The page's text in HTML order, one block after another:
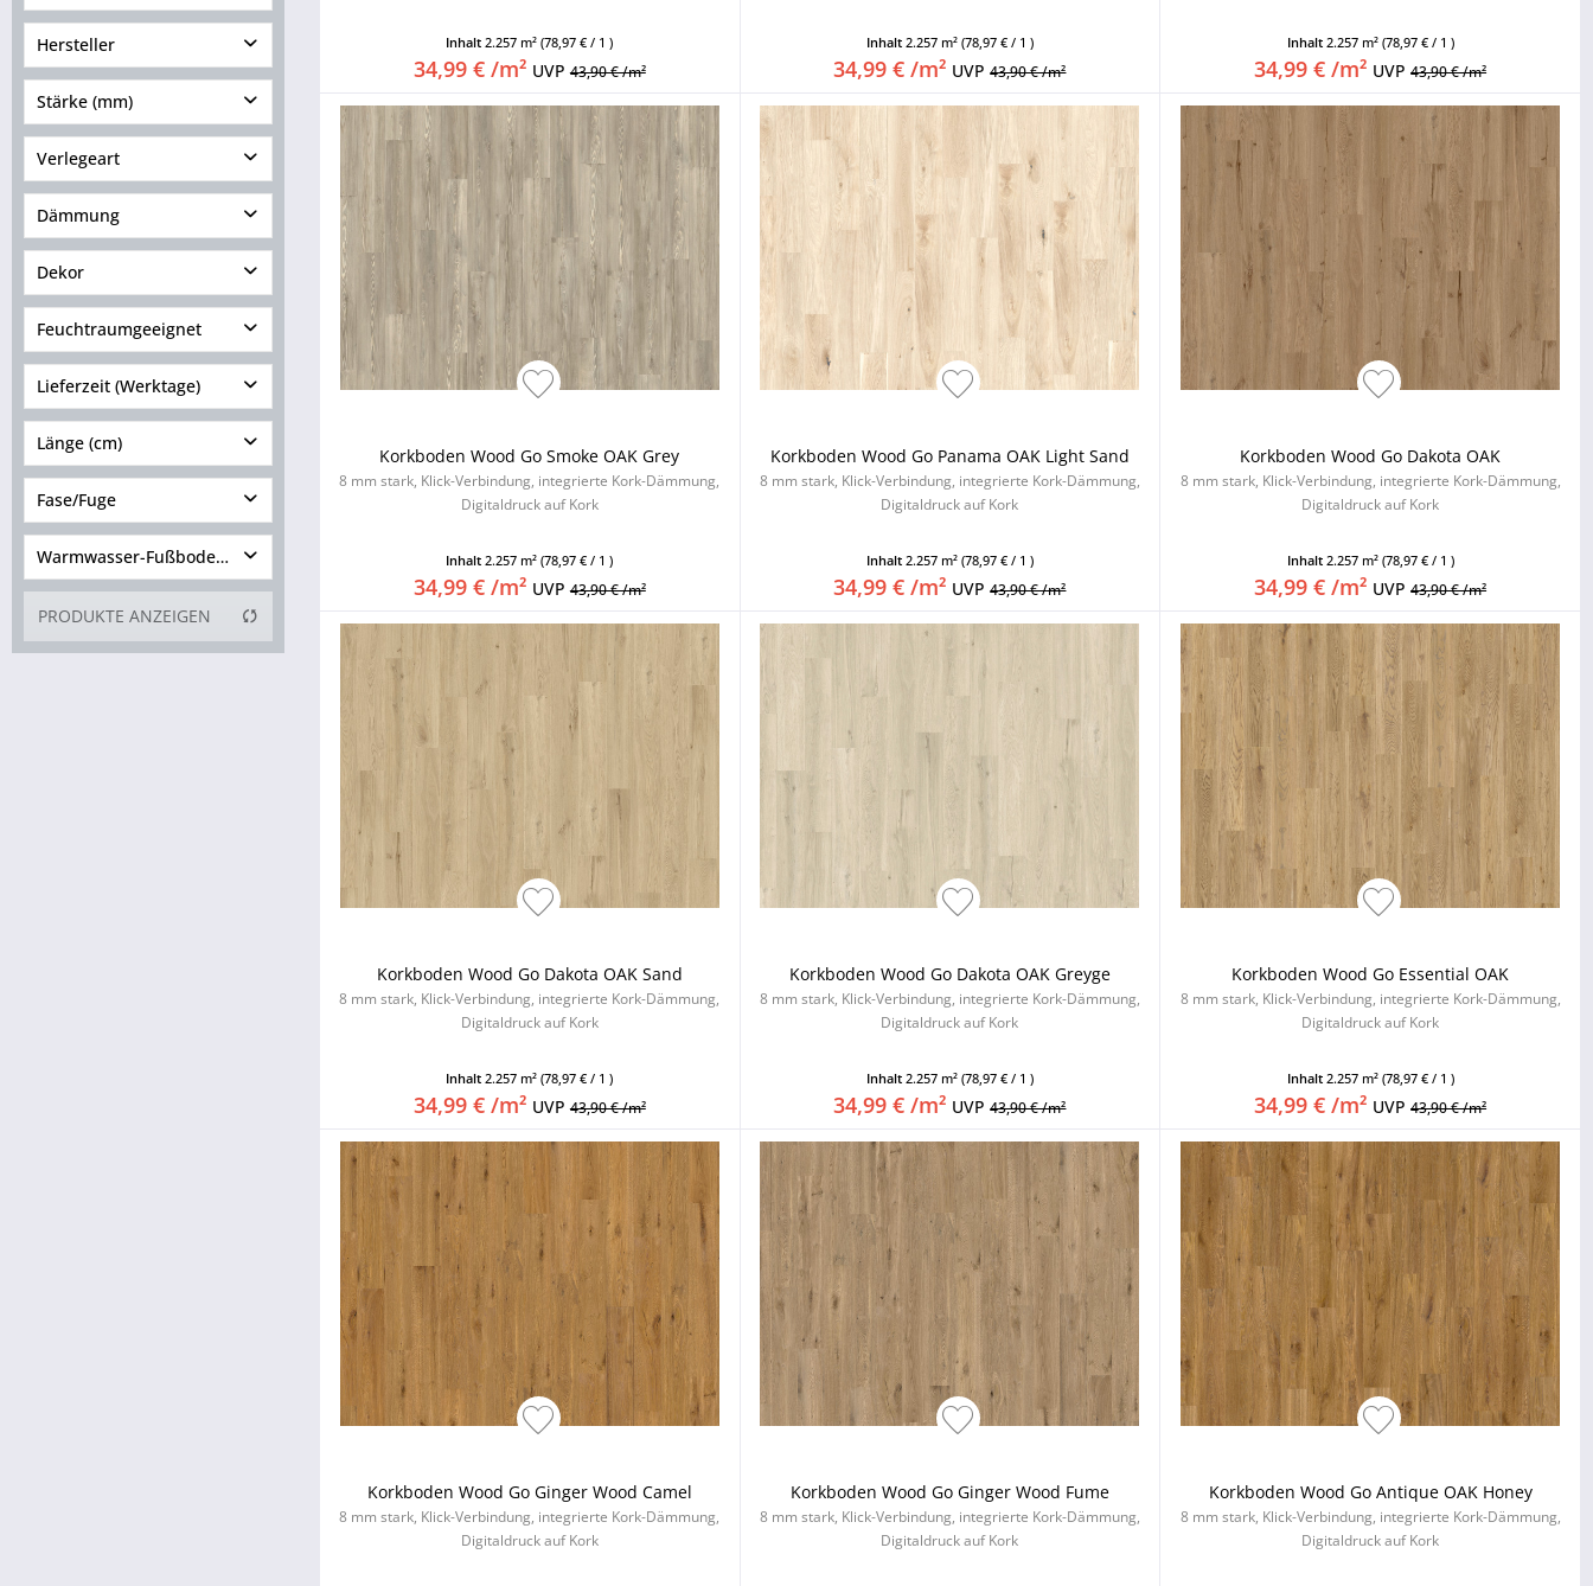
Kork in Holzoptik
Hersteller
Stärke (mm)
< 8.00
8.00 - 8.99
>= 9.00
Verlegeart
Dämmung
Dämmung integriert
Dämmung nicht integriert
Dekor
Feuchtraumgeeignet
Lieferzeit (Werktage)
4 bis 6
7 bis 10
10 bis 15
Länge (cm)
von116,00bis183,00
Fase/Fuge
ohne Fase
4-seitig
Mikrofuge 4-seitig
Warmwasser-Fußbodenheizung
geeignet
nicht geeignet
PRODUKTE ANZEIGEN
Inhalt2.257 m²(78,97 € / 1 )
34,99 € /m² UVP43,90 € /m²
Inhalt 2.257 m² (78,97 € / 1 )
34,99 € /m² UVP43,90 € /m²
Inhalt 2.257 m² (78,97 € / 1 )
34,99 € /m² UVP43,90 € /m²
Korkboden Wood Go Smoke OAK Grey
8 mm stark, Klick-Verbindung, integrierte Kork-Dämmung,
Digitaldruck auf Kork
Inhalt2.257 m²(78,97 € / 1 )
34,99 € /m² UVP43,90 € /m²
Korkboden Wood Go Panama OAK Light Sand
8 mm stark, Klick-Verbindung, integrierte Kork-Dämmung,
Digitaldruck auf Kork
Inhalt 2.257 m² (78,97 € / 1 )
34,99 € /m² UVP43,90 € /m²
Korkboden Wood Go Dakota OAK
8 mm stark, Klick-Verbindung, integrierte Kork-Dämmung,
Digitaldruck auf Kork
Inhalt 2.257 m² (78,97 € / 1 )
34,99 € /m² UVP43,90 € /m²
Korkboden Wood Go Dakota OAK Sand
8 mm stark, Klick-Verbindung, integrierte Kork-Dämmung,
Digitaldruck auf Kork
Inhalt2.257 m²(78,97 € / 1 )
34,99 € /m² UVP43,90 € /m²
Korkboden Wood Go Dakota OAK Greyge
8 mm stark, Klick-Verbindung, integrierte Kork-Dämmung,
Digitaldruck auf Kork
Inhalt 2.257 m² (78,97 € / 1 )
34,99 € /m² UVP43,90 € /m²
Korkboden Wood Go Essential OAK
8 mm stark, Klick-Verbindung, integrierte Kork-Dämmung,
Digitaldruck auf Kork
Inhalt 2.257 m² (78,97 € / 1 )
34,99 € /m² UVP43,90 € /m²
Korkboden Wood Go Ginger Wood Camel
8 mm stark, Klick-Verbindung, integrierte Kork-Dämmung,
Digitaldruck auf Kork
Korkboden Wood Go Ginger Wood Fume
8 mm stark, Klick-Verbindung, integrierte Kork-Dämmung,
Digitaldruck auf Kork
Korkboden Wood Go Antique OAK Honey
8 mm stark, Klick-Verbindung, integrierte Kork-Dämmung,
Digitaldruck auf Kork